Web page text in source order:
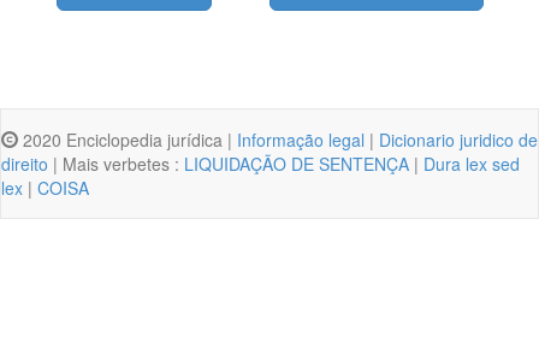
2020 Enciclopedia jurídica | Informação legal | Dicionario juridico de
direito | Mais verbetes : LIQUIDAÇÃO DE SENTENÇA | Dura lex sed
lex | COISA